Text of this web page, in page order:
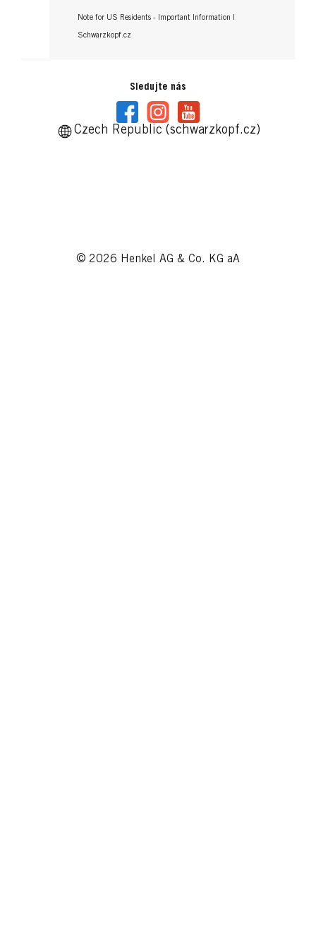
Note for US Residents - Important Information |
Schwarzkopf.cz
Sledujte nás
Czech Republic (schwarzkopf.cz)
© 2026 Henkel AG & Co. KG aA